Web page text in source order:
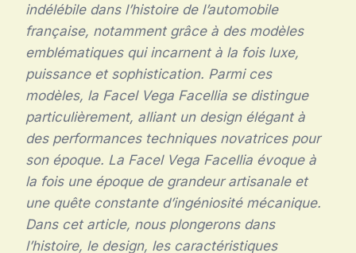
indélébile dans l’histoire de l’automobile
française, notamment grâce à des modèles
emblématiques qui incarnent à la fois luxe,
puissance et sophistication. Parmi ces
modèles, la Facel Vega Facellia se distingue
particulièrement, alliant un design élégant à
des performances techniques novatrices pour
son époque. La Facel Vega Facellia évoque à
la fois une époque de grandeur artisanale et
une quête constante d’ingéniosité mécanique.
Dans cet article, nous plongerons dans
l’histoire, le design, les caractéristiques